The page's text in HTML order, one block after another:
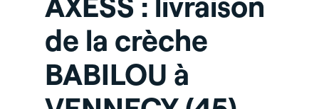
de la crèche
BABILOU à